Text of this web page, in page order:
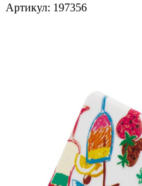
Артикул: 197356